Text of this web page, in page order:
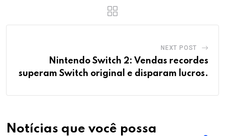
NEXT POST
Nintendo Switch 2: Vendas recordes
superam Switch original e disparam lucros.
Notícias que você possa